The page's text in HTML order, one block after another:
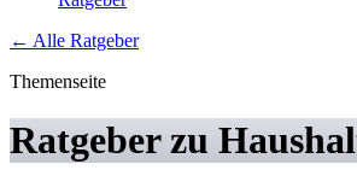
← Alle Ratgeber
Themenseite
Ratgeber zu